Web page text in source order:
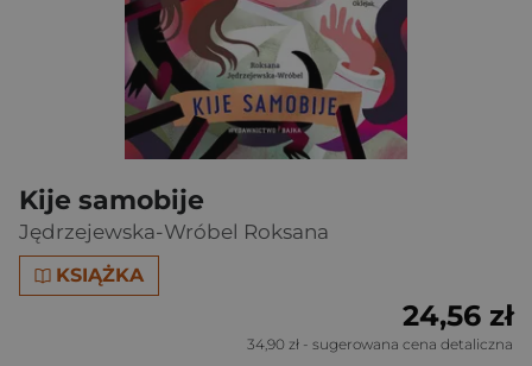
Kije samobije
Jędrzejewska-Wróbel Roksana
KSIĄŻKA
24,56 zł
34,90 zł - sugerowana cena detaliczna